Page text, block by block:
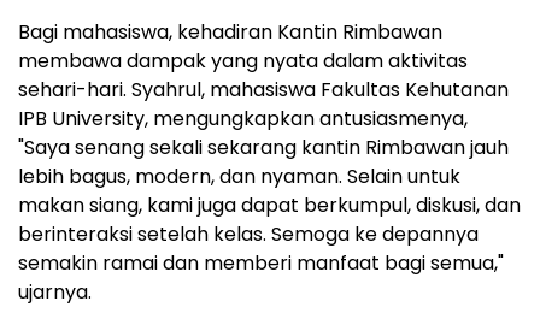
Bagi mahasiswa, kehadiran Kantin Rimbawan
membawa dampak yang nyata dalam aktivitas
sehari-hari. Syahrul, mahasiswa Fakultas Kehutanan
IPB University, mengungkapkan antusiasmenya,
"Saya senang sekali sekarang kantin Rimbawan jauh
lebih bagus, modern, dan nyaman. Selain untuk
makan siang, kami juga dapat berkumpul, diskusi, dan
berinteraksi setelah kelas. Semoga ke depannya
semakin ramai dan memberi manfaat bagi semua,"
ujarnya.